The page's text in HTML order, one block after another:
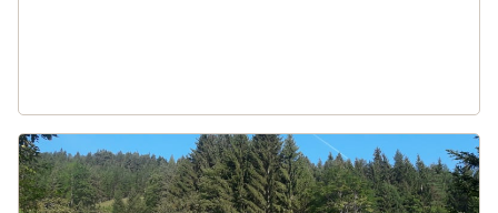
Urlaub am Bauernhof: Biohof & Ferienhaus Lenzau